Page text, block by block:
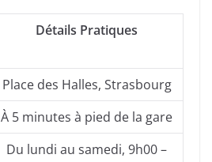
Détails Pratiques
Place des Halles, Strasbourg
À 5 minutes à pied de la gare
Du lundi au samedi, 9h00 –